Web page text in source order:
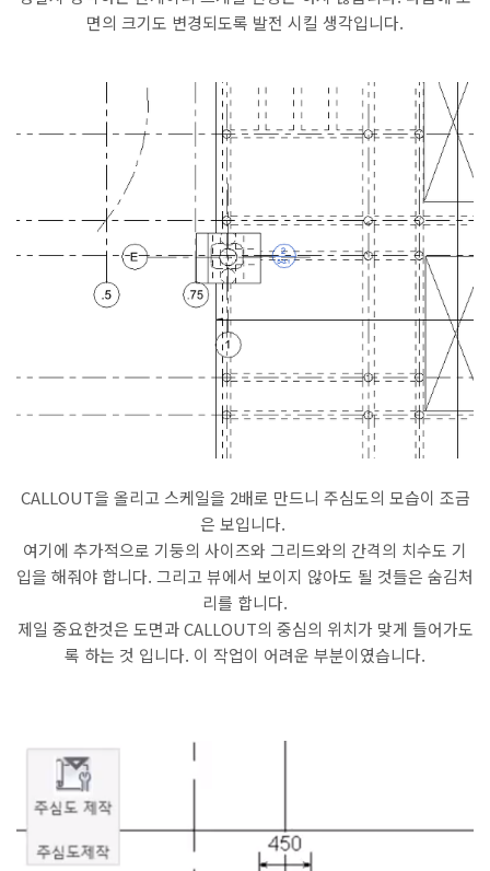
면의 크기도 변경되도록 발전 시킬 생각입니다.
CALLOUT을 올리고 스케일을 2배로 만드니 주심도의 모습이 조금
은 보입니다.
여기에 추가적으로 기둥의 사이즈와 그리드와의 간격의 치수도 기
입을 해줘야 합니다. 그리고 뷰에서 보이지 않아도 될 것들은 숨김처
리를 합니다.
제일 중요한것은 도면과 CALLOUT의 중심의 위치가 맞게 들어가도
록 하는 것 입니다. 이 작업이 어려운 부분이였습니다.